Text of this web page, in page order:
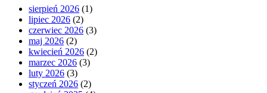
sierpień 2026 (1)
lipiec 2026 (2)
czerwiec 2026 (3)
maj 2026 (2)
kwiecień 2026 (2)
marzec 2026 (3)
luty 2026 (3)
styczeń 2026 (2)